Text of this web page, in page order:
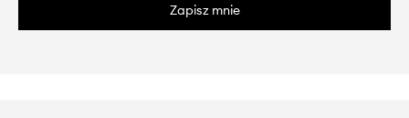
Zapisz mnie